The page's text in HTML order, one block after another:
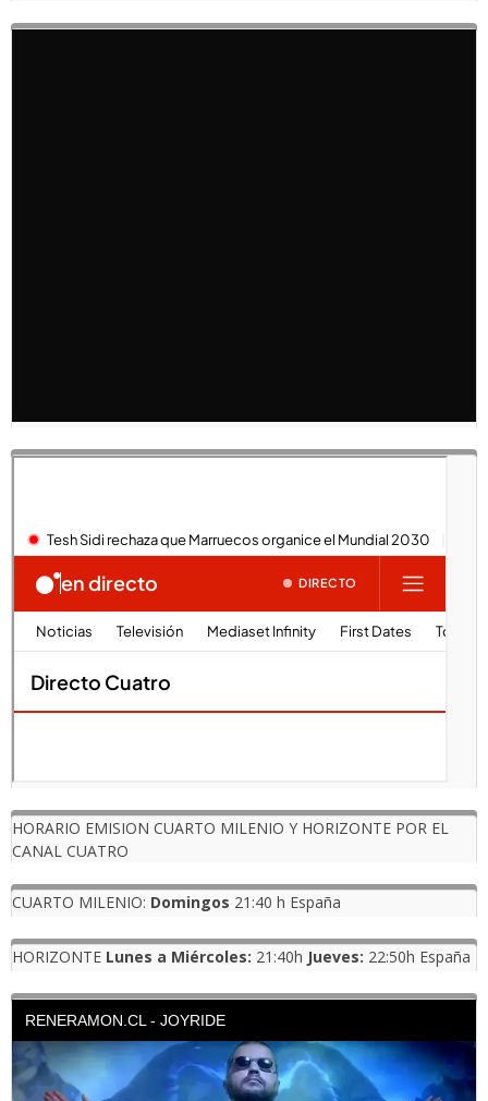
HORARIO EMISION CUARTO MILENIO Y HORIZONTE POR EL
CANAL CUATRO
CUARTO MILENIO: Domingos 21:40 h España
HORIZONTE Lunes a Miércoles: 21:40h Jueves: 22:50h España